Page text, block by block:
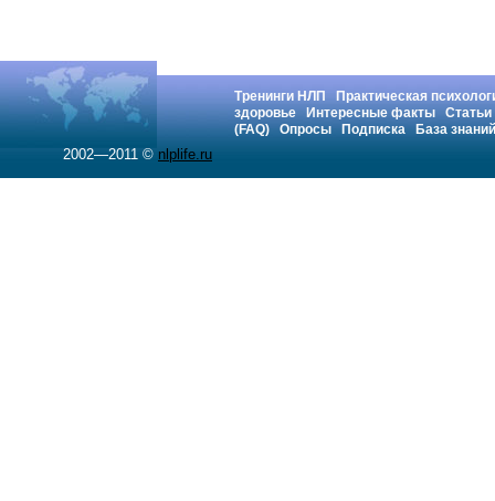
Тренинги НЛП
Практическая
здоровье
Интересные факты
Статьи
(FAQ)
Опросы Подписка База знаний
2002—2011 © nlplife.ru